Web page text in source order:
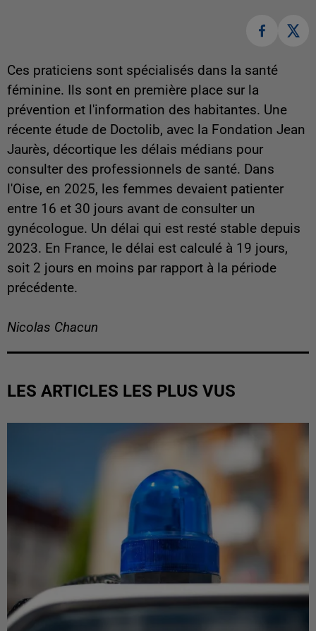
Ces praticiens sont spécialisés dans la santé
féminine. Ils sont en première place sur la
prévention et l'information des habitantes. Une
récente étude de Doctolib, avec la Fondation Jean
Jaurès, décortique les délais médians pour
consulter des professionnels de santé. Dans
l'Oise, en 2025, les femmes devaient patienter
entre 16 et 30 jours avant de consulter un
gynécologue. Un délai qui est resté stable depuis
2023. En France, le délai est calculé à 19 jours,
soit 2 jours en moins par rapport à la période
précédente.
Nicolas Chacun
LES ARTICLES LES PLUS VUS